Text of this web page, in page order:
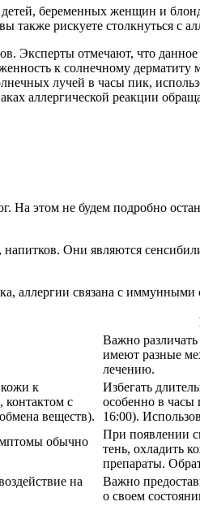
беременных женщин и
рискуете столкнуться с
Эксперты отмечают, что данное
к солнечному дерматиту
лучей в часы пик,
аллергической реакции
этом не будем подробно
Они являются
аллергии связана с иммунными
Важно различать
имеют разные
лечению.
к
контактом с
веществ).
Избегать
особенно в часы
16:00).
обычно
При появлении
тень, охладить
препараты.
на
Важно
о своем